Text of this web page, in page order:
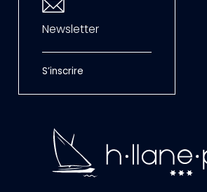
Newsletter
S’inscrire